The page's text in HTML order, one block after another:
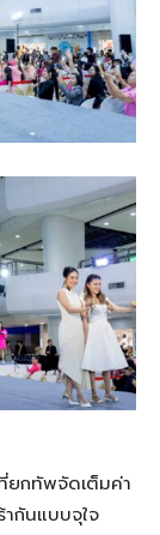
ยกทัพจัดเต็มค่า
กันแบบจุใจ